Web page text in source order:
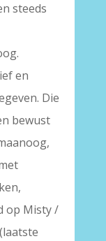
steeds
en
Die
bewust
op Misty /